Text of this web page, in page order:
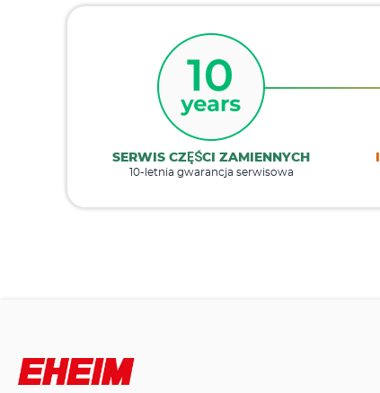
SERWIS CZĘŚCI ZAMIENNYCH
10-letnia gwarancja serwisowa